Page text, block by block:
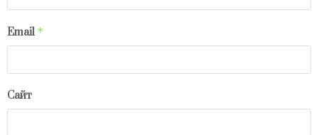
Email *
Сайт